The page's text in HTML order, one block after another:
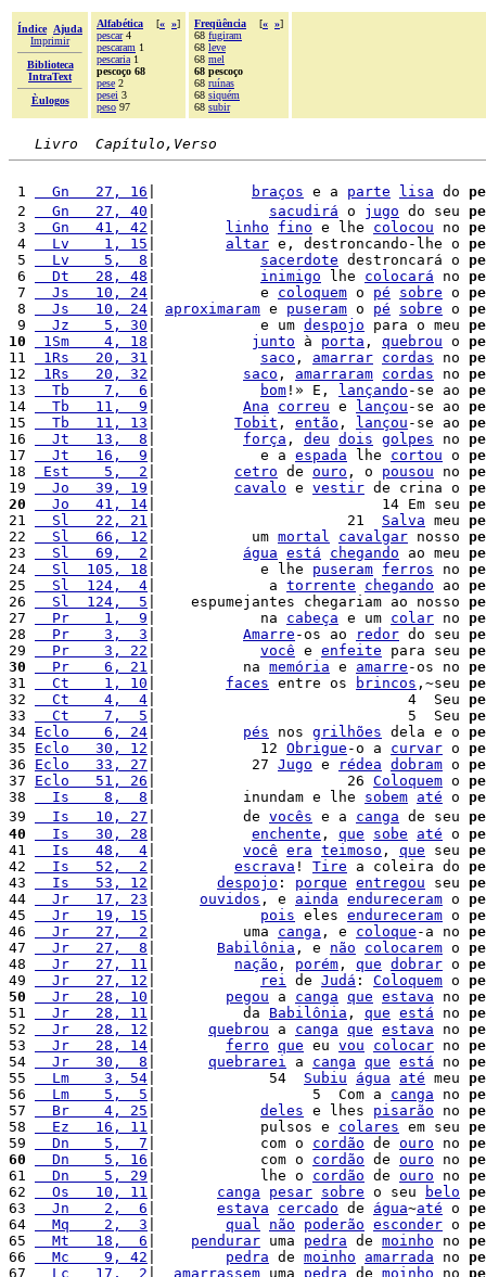
Índice
Ajuda
Imprimir
Biblioteca
IntraText
Èulogos
Alfabética [« »]
pescar4
pescaram 1
pescaria 1
pescoço 68
pese 2
pesei 3
peso 97
Freqüência [« »]
68 fugiram
68 leve
68 mel
68 pescoço
68 ruínas
68 siquém
68 subir
Livro  Capítulo,Verso
1
  Gn   27, 16
braços e a parte lisa do
2
  Gn   27, 40
sacudirá o jugo do seu
3
  Gn   41, 42
linho fino e lhe colocou no
4
  Lv    1, 15
altar e, destroncando-lhe o
5
  Lv    5,  8
sacerdote destroncará o
6
  Dt   28, 48
inimigo lhe colocará no
7
  Js   10, 24
|            e coloquem o pé sobre o
8
  Js   10, 24
aproximaram e puseram o pé sobre o
9
  Jz    5, 30
|            e um despojo para o meu
10
1Sm    4, 18 junto à porta , quebrou o
11
1Rs   20, 31 saco , amarrar cordas no
12
1Rs   20, 32 saco , amarraram cordas no
13
  Tb    7,  6
bom !» E, lançando -se ao
14
  Tb   11,  9
Ana correu e lançou -se ao
15
  Tb   11, 13
Tobit , então , lançou -se ao
16
  Jt   13,  8
força , deu dois golpes no
17
  Jt   16,  9
|            e a espada lhe cortou o
18
Est    5,  2 cetro de ouro , o pousou no
19
  Jo   39, 19
cavalo e vestir de crina o
20
  Jo   41, 14
|                          14 Em seu
21
  Sl   22, 21
|                      21 Salva meu
22
  Sl   66, 12
|           um mortal cavalgar nosso
23
  Sl   69,  2
água está chegando ao meu
24
  Sl  105, 18
|            e lhe puseram ferros no
25
  Sl  124,  4
|             a torrente chegando ao
26
  Sl  124,  5
|    espumejantes chegariam ao nosso
27
  Pr    1,  9
|            na cabeça e um colar no
28
  Pr    3,  3
Amarre -os ao redor do seu
29
  Pr    3, 22
você e enfeite para seu
30
  Pr    6, 21
|          na memória e amarre -os no
31
  Ct    1, 10
faces entre os brincos ,~seu
32
  Ct    4,  4
|                             4  Seu
33
  Ct    7,  5
|                             5  Seu
34 Eclo    6, 24 pés nos grilhões dela e o
35 Eclo   30, 12 |            12 Obrigue -o a curvar o
36 Eclo   33, 27 |           27 Jugo e rédea dobram o
37 Eclo   51, 26 |                      26 Coloquem o
38
  Is    8,  8
|          inundam e lhe sobem até o
39
  Is   10, 27
|          de vocês e a canga de seu
40
  Is   30, 28
enchente , que sobe até o
41
  Is   48,  4
você era teimoso , que seu
42
  Is   52,  2
escrava ! Tire a coleira do
43
  Is   53, 12
despojo : porque entregou seu
44
  Jr   17, 23
ouvidos , e ainda endureceram o
45
  Jr   19, 15
pois eles endureceram o
46
  Jr   27,  2
|          uma canga , e coloque -a no
47
  Jr   27,  8
Babilônia , e não colocarem o
48
  Jr   27, 11
nação , porém , que dobrar o
49
  Jr   27, 12
rei de Judá : Coloquem o
50
  Jr   28, 10
pegou a canga que estava no
51
  Jr   28, 11
|          da Babilônia , que está no
52
  Jr   28, 12
quebrou a canga que estava no
53
  Jr   28, 14
ferro que eu vou colocar no
54
  Jr   30,  8
quebrarei a canga que está no
55
  Lm    3, 54
|             54 Subiu água até meu
56
  Lm    5,  5
|                  5  Com a canga no
57
  Br    4, 25
deles e lhes pisarão no
58
  Ez   16, 11
|            pulsos e colares em seu
59
  Dn    5,  7
|            com o cordão de ouro no
60
  Dn    5, 16
|            com o cordão de ouro no
61
  Dn    5, 29
|            lhe o cordão de ouro no
62
  Os   10, 11
canga pesar sobre o seu belo
63
  Jn    2,  6
estava cercado de água~até o
64
  Mq    2,  3
qual não poderão esconder o
65
  Mt   18,  6
pendurar uma pedra de moinho no
66
  Mc    9, 42
pedra de moinho amarrada no
67
  Lc   17,  2
amarrassem uma pedra de moinho no